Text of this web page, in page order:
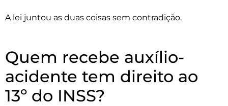
A lei juntou as duas coisas sem contradição.
Quem recebe auxílio-
acidente tem direito ao
13º do INSS?